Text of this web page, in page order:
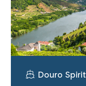
Douro Spirit